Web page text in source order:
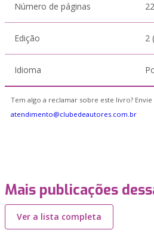
Número de páginas
Edição 2
Idioma
Tem algo a reclamar sobre este livro?
atendimento@clubedeautores.com.br
Mais publicações
Ver a lista completa